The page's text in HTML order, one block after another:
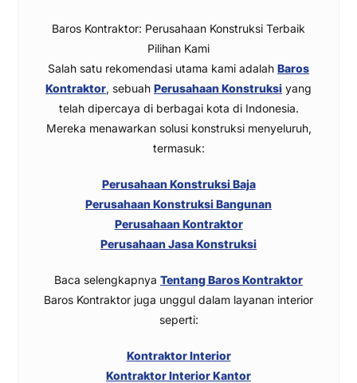
Baros Kontraktor: Perusahaan Konstruksi Terbaik
Pilihan Kami
Salah satu rekomendasi utama kami adalah Baros
Kontraktor, sebuah Perusahaan Konstruksi yang
telah dipercaya di berbagai kota di Indonesia.
Mereka menawarkan solusi konstruksi menyeluruh,
termasuk:
Perusahaan Konstruksi Baja
Perusahaan Konstruksi Bangunan
Perusahaan Kontraktor
Perusahaan Jasa Konstruksi
Baca selengkapnya Tentang Baros Kontraktor
Baros Kontraktor juga unggul dalam layanan interior
seperti:
Kontraktor Interior
Kontraktor Interior Kantor